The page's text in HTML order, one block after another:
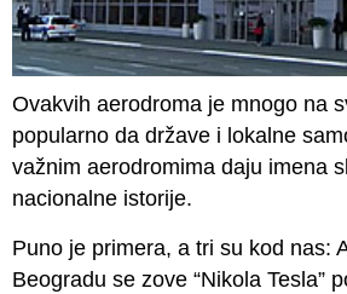
Ovakvih aerodroma je mnogo na
popularno da države i lokalne
važnim aerodromima daju imena
nacionalne istorije.
Puno je primera, a tri su kod nas:
Beogradu se zove “Nikola Tesla”